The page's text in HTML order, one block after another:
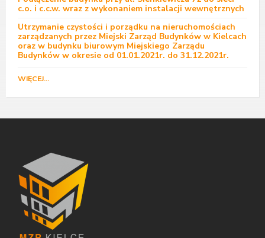
c.o. i c.c.w. wraz z wykonaniem instalacji wewnętrznych
Utrzymanie czystości i porządku na nieruchomościach
zarządzanych przez Miejski Zarząd Budynków w Kielcach
oraz w budynku biurowym Miejskiego Zarządu
Budynków w okresie od 01.01.2021r. do 31.12.2021r.
WIĘCEJ...